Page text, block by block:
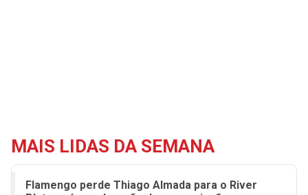
MAIS LIDAS DA SEMANA
Flamengo perde Thiago Almada para o River